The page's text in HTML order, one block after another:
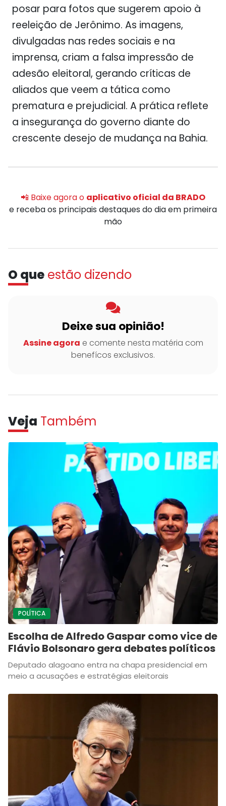
posar para fotos que sugerem apoio à
reeleição de Jerônimo. As imagens,
divulgadas nas redes sociais e na
imprensa, criam a falsa impressão de
adesão eleitoral, gerando críticas de
aliados que veem a tática como
prematura e prejudicial. A prática reflete
a insegurança do governo diante do
crescente desejo de mudança na Bahia.
📲 Baixe agora o aplicativo oficial da BRADO
e receba os principais destaques do dia em primeira
mão
O que estão dizendo
Deixe sua opinião!
Assine agora e comente nesta matéria com
benefícos exclusivos.
Veja Também
POLÍTICA
Escolha de Alfredo Gaspar como vice de
Flávio Bolsonaro gera debates políticos
Deputado alagoano entra na chapa presidencial em
meio a acusações e estratégias eleitorais